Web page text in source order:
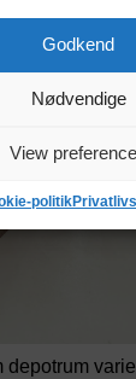
Godkend
Nødvendige
View
politik
depotrum